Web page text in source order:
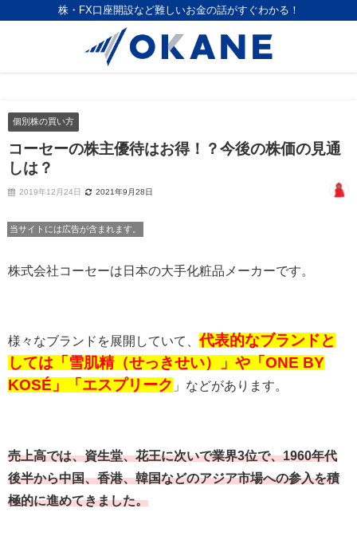
株・FX口座開設など難しいお金の話がすぐわかる！
個別株の買い方
コーセーの株主優待はお得！？今後の株価の見通
しは？
2019年12月24日 2021年9月28日
当サイトには広告が含まれます。
株式会社コーセーは日本の大手化粧品メーカーです。
様々なブランドを展開していて、代表的なブランドと
しては「雪肌精（せっきせい）」や「ONE BY
KOSÉ」「エスプリーク 」などがあります。
売上高では、資生堂、花王に次いで業界3位で、1960年代
後半から中国、香港、韓国などのアジア市場への参入を積
極的に進めてきました。